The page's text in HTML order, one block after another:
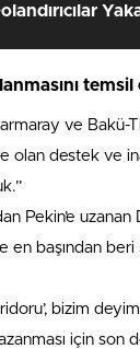
ve
olan destek ve
Pekin’e
en başından
bizim
için son